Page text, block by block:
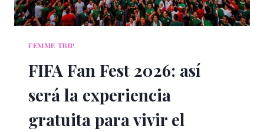
SEGÚN
ESTUDIO
FEMME TRIP
FIFA Fan Fest 2026: así
será la experiencia
gratuita para vivir el